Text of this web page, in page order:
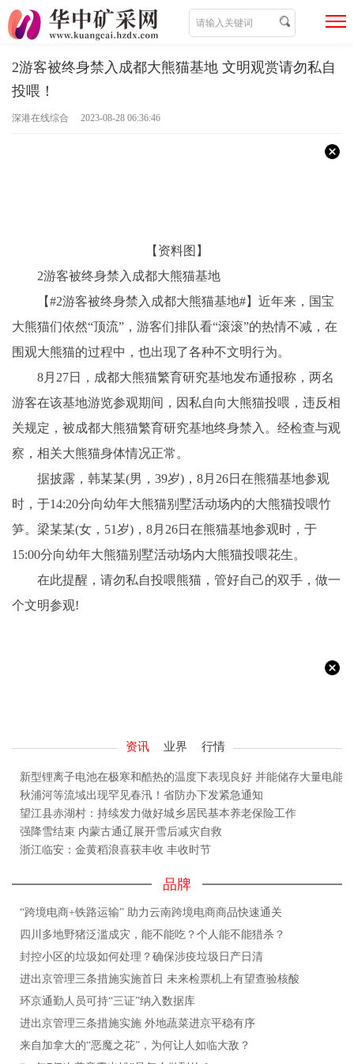
2游客被终身禁入成都大熊猫基地 文明观赏请勿私自
投喂！
深港在线综合 2023-08-28 06:36:46
【资料图】
2游客被终身禁入成都大熊猫基地
【#2游客被终身禁入成都大熊猫基地#】 近年来，国宝
大熊猫们依然“顶流”，游客们排队看“滚滚”的热情不减，在
围观大熊猫的过程中，也出现了各种不文明行为。
8月27日，成都大熊猫繁育研究基地发布通报称，两名
游客在该基地游览参观期间，因私自向大熊猫投喂，违反相
关规定，被成都大熊猫繁育研究基地终身禁入。经检查与观
察，相关大熊猫身体情况正常。
据披露，韩某某(男，39岁)，8月26日在熊猫基地参观
时，于14:20分向幼年大熊猫别墅活动场内的大熊猫投喂竹
笋。梁某某(女，51岁)，8月26日在熊猫基地参观时，于
15:00分向幼年大熊猫别墅活动场内大熊猫投喂花生。
在此提醒，请勿私自投喂熊猫，管好自己的双手，做一
个文明参观!
资讯 业界 行情
新型锂离子电池在极寒和酷热的温度下表现良好 并能储存大量电能
秋浦河等流域出现罕见春汛！省防办下发紧急通知
望江县赤湖村：持续发力做好城乡居民基本养老保险工作
强降雪结束 内蒙古通辽展开雪后减灾自救
浙江临安：金黄稻浪喜获丰收 丰收时节
品牌
“跨境电商+铁路运输” 助力云南跨境电商商品快速通关
四川多地野猪泛滥成灾，能不能吃？个人能不能猎杀？
封控小区的垃圾如何处理？确保涉疫垃圾日产日清
进出京管理三条措施实施首日 未来检票机上有望查验核酸
环京通勤人员可持“三证”纳入数据库
进出京管理三条措施实施 外地蔬菜进京平稳有序
来自加拿大的“恶魔之花”，为何让人如临大敌？